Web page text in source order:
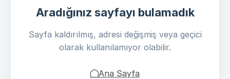
Aradığınız sayfayı bulamadık
Sayfa kaldırılmış, adresi değişmiş veya geçici
olarak kullanılamıyor olabilir.
Ana Sayfa